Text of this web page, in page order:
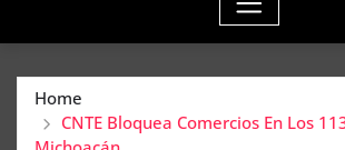
Home
CNTE Bloquea Comercios En Los